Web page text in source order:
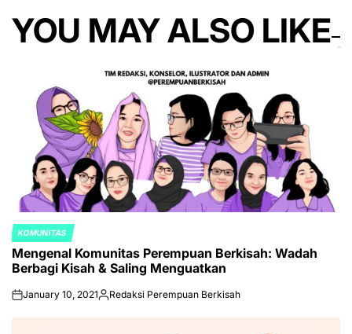
YOU MAY ALSO LIKE
POSTED
IN
KOMUNITAS
Mengenal Komunitas Perempuan Berkisah: Wadah
Berbagi Kisah & Saling Menguatkan
onJanuary 10, 2021Posted
Redaksi Perempuan Berkisah